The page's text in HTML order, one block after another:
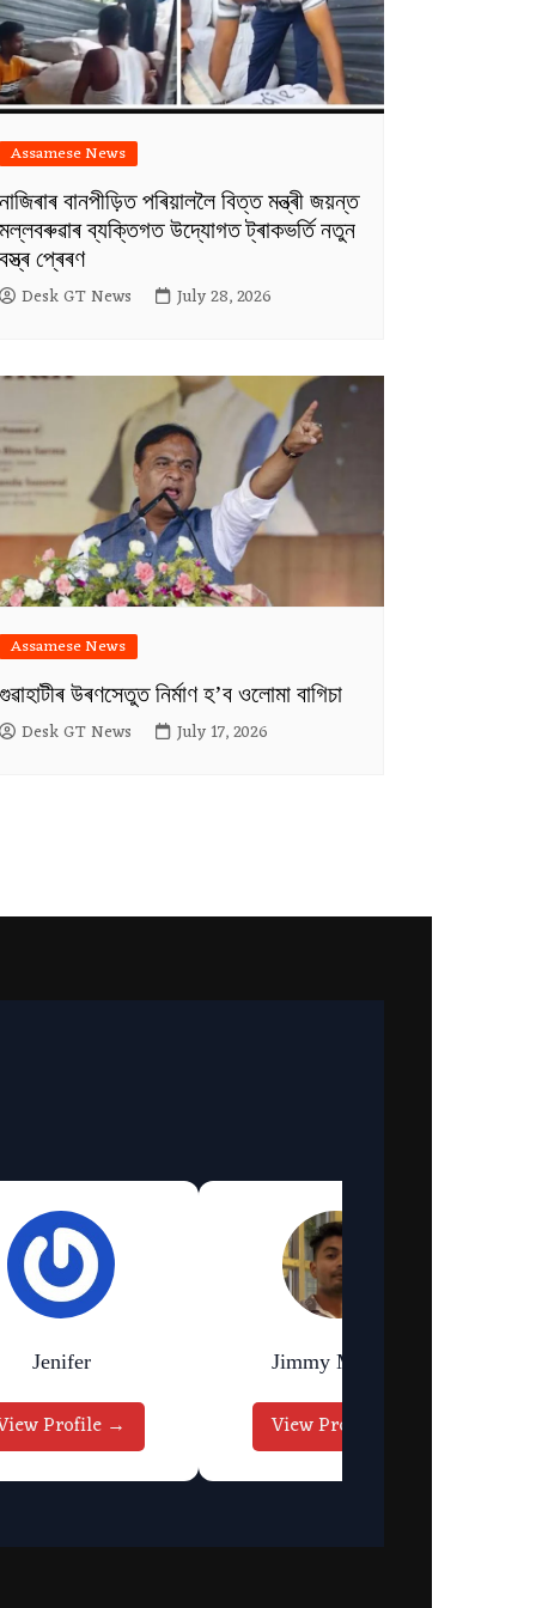
Assamese News
বানপীড়িত পৰিয়াললৈ বিত্ত মন্ত্ৰী জয়ন্ত
ব্যক্তিগত উদ্যোগত ট্ৰাকভৰ্তি নতুন
প্ৰেৰণ
Desk GT News July 28, 2026
Assamese News
উৰণসেতুত নিৰ্মাণ হ’ব ওলোমা বাগিচা
Desk GT News July 17, 2026
Jenifer
Profile →
Jimmy Murmu
View Profile →